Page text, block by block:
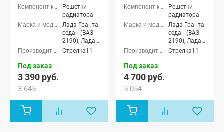
Решетки
радиатора
Лада Гранта
седан (ВАЗ
2190), Лада
Гранта
Стрелка11
Под заказ
3 390 руб.
3 645
Решетки
радиатора
Лада Гранта
седан (ВАЗ
2190), Лада
Гранта
Стрелка11
Под заказ
4 700 руб.
5 054